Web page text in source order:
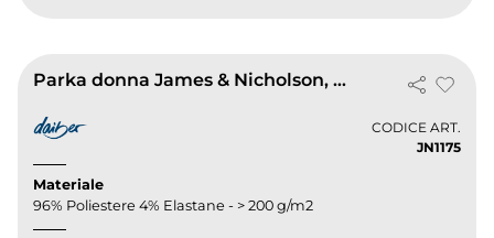
Parka donna James & Nicholson, imbottito, cappuccio
CODICE ART.
JN1175
Materiale
96% Poliestere 4% Elastane - > 200 g/m2